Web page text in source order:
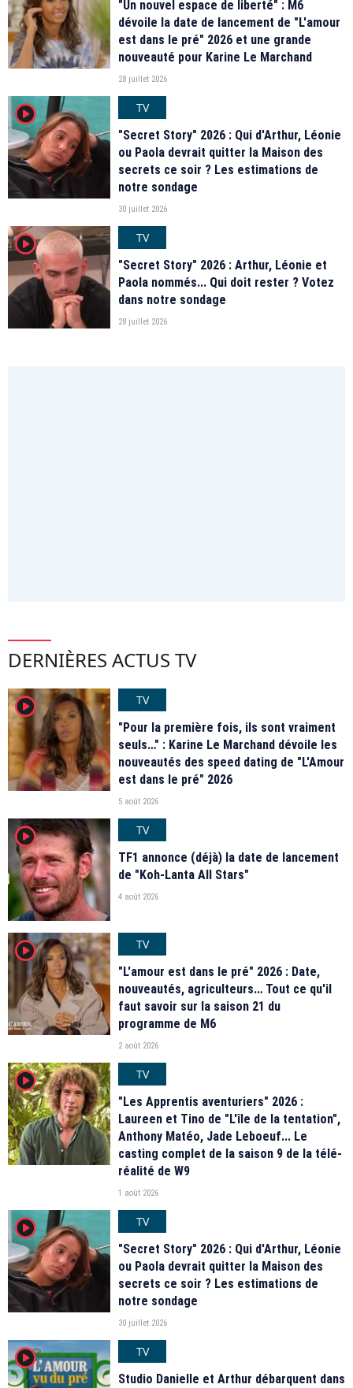
"Un nouvel espace de liberté" : M6
dévoile la date de lancement de "L'amour
est dans le pré" 2026 et une grande
nouveauté pour Karine Le Marchand
28 juillet 2026
player2
TV
"Secret Story" 2026 : Qui d'Arthur, Léonie
ou Paola devrait quitter la Maison des
secrets ce soir ? Les estimations de
notre sondage
30 juillet 2026
player2
TV
"Secret Story" 2026 : Arthur, Léonie et
Paola nommés... Qui doit rester ? Votez
dans notre sondage
28 juillet 2026
DERNIÈRES ACTUS TV
player2
TV
"Pour la première fois, ils sont vraiment
seuls…" : Karine Le Marchand dévoile les
nouveautés des speed dating de "L'Amour
est dans le pré" 2026
5 août 2026
player2
TV
TF1 annonce (déjà) la date de lancement
de "Koh-Lanta All Stars"
4 août 2026
player2
TV
"L'amour est dans le pré" 2026 : Date,
nouveautés, agriculteurs… Tout ce qu'il
faut savoir sur la saison 21 du
programme de M6
2 août 2026
player2
TV
"Les Apprentis aventuriers" 2026 :
Laureen et Tino de "L'île de la tentation",
Anthony Matéo, Jade Leboeuf... Le
casting complet de la saison 9 de la télé-
réalité de W9
1 août 2026
player2
TV
"Secret Story" 2026 : Qui d'Arthur, Léonie
ou Paola devrait quitter la Maison des
secrets ce soir ? Les estimations de
notre sondage
30 juillet 2026
player2
TV
Studio Danielle et Arthur débarquent dans